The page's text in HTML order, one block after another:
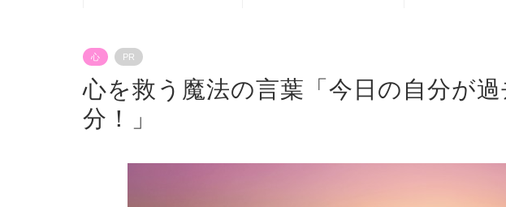
心 PR
心を救う魔法の言葉「今日の自分が過
分！」